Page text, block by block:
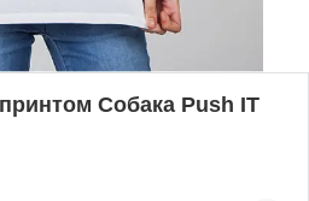
Собака Push IT